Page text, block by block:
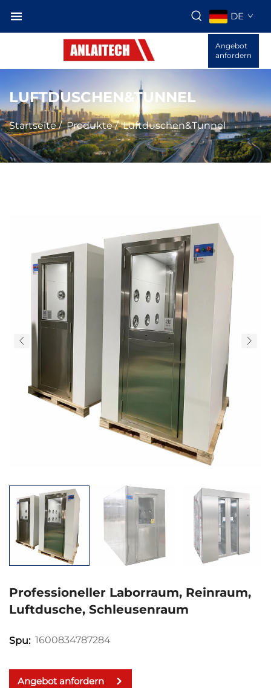
DE
Angebot
anfordern
LUFTDUSCHEN&TUNNEL
Startseite/Produkte/Luftduschen&Tunnel
Professioneller Laborraum, Reinraum,
Luftdusche, Schleusenraum
Spu: 1600834787284
Angebot anfordern